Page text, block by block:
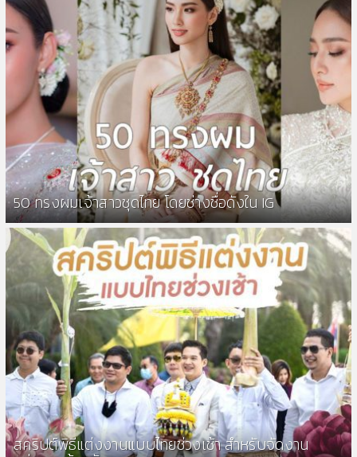
50 ทรงผมเจ้าสาวชุดไทย โดยช่างชื่อดังใน IG
สคริปต์พิธีแต่งงานแบบไทยช่วงเช้า สำหรับจัดงาน